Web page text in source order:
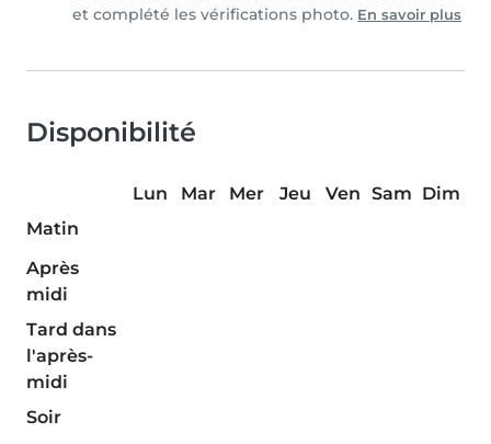
et complété les vérifications photo. En savoir plus
Disponibilité
Lun Mar Mer Jeu Ven Sam Dim
Matin
Après
midi
Tard dans
l'après-
midi
Soir